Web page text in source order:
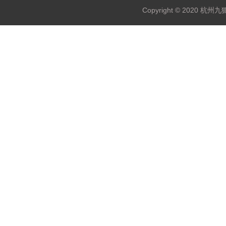
Copyright © 2020 杭州九